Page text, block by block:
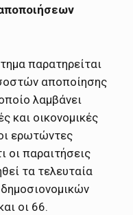
παρατηρείται
αποποίησης
λαμβάνει
και οικονομικές
ερωτώντες
οι παραιτήσεις
τα τελευταία
οι 66.